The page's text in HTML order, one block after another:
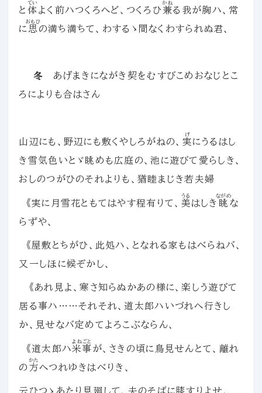
と 体
てい
よく前ハつくろへど、つくろひ 兼
かね
る我が胸ハ、常
に 思
おもひ
の満ち満ちて、わするゝ間なくわすられぬ君、
冬 あげまきにながき契をむすびこめおなじとこ
ろによりも合はさん
山辺にも、野辺にも敷くやしろがねの、 実
げ
にうるはし
き雪気色いとゞ眺めも広庭の、池に遊びて愛らしき、
おしのつがひのそれよりも、猶睦まじき若夫婦
《実に月雪花ともてはやす程有りて、 美
うる
はしき 眺
ながめ
な
らずや、
《屋敷とちがひ、此処ハ、となれる家もはべらねバ、
又一しほに候ぞかし、
《あれ見よ、寒さ知らぬかあの様に、楽しう遊びて
居る事ハ……それそれ、道太郎ハいづれへ行きし
か、見せなバ定めてよろこぶならん、
《道太郎ハ米事
よねごと
が、さきの頃に鳥見せんとて、離れ
の 方
かた
へつれゆきはべりき、
云ひつゝあたり見廻して、夫のそばに膝すりよせ、